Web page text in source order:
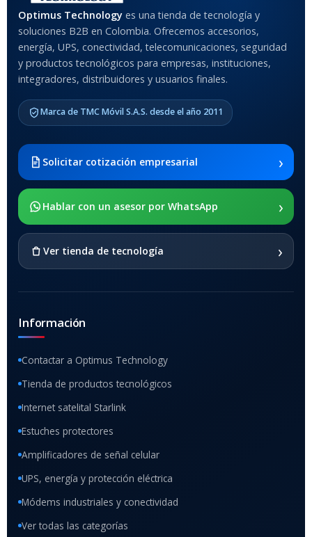
Anti-Shock
MODELO DE TABLETS
COMPATIBLES
2021 SM-x200 / Samsung
Galaxy Tab A8 10.5 2021 SM-
x205
SOPORTE DE APOYO
Optimus Technology es una tienda de tecnología y
soluciones B2B en Colombia. Ofrecemos accesorios,
energía, UPS, conectividad, telecomunicaciones, seguridad
y productos tecnológicos para empresas, instituciones,
integradores, distribuidores y usuarios finales.
Marca de TMC Móvil S.A.S. desde el año 2011
Solicitar cotización empresarial ›
Hablar con un asesor por WhatsApp ›
Ver tienda de tecnología ›
Información
Contactar a Optimus Technology
Tienda de productos tecnológicos
Internet satelital Starlink
Estuches protectores
Amplificadores de señal celular
UPS, energía y protección eléctrica
Módems industriales y conectividad
Ver todas las categorías